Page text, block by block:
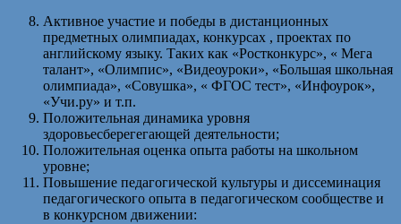
Активное участие и победы в дистанционных
предметных олимпиадах, конкурсах , проектах по
английскому языку. Таких как «Ростконкурс», « Мега
талант», «Олимпис», «Видеоуроки», «Большая школьная
олимпиада», «Совушка», « ФГОС тест», «Инфоурок»,
«Учи.ру» и т.п.
Положительная динамика уровня
здоровьесберегегающей деятельности;
Положительная оценка опыта работы на школьном
уровне;
Повышение педагогической культуры и диссеминация
педагогического опыта в педагогическом сообществе и
в конкурсном движении: